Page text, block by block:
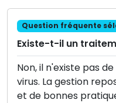
Question fréquente
Existe-t-il un
Non, il n'existe pas
virus. La gestion
et de bonnes